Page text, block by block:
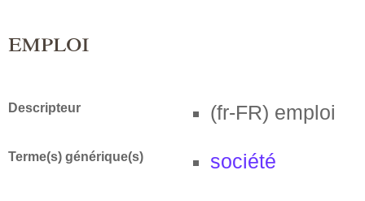
emploi
Descripteur (fr-FR) emploi
Terme(s) générique(s) société